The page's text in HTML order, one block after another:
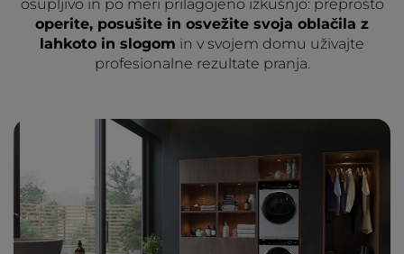
osupljivo in po meri prilagojeno izkušnjo: preprosto
operite, posušite in osvežite svoja oblačila z
lahkoto in slogom in v svojem domu uživajte
profesionalne rezultate pranja.